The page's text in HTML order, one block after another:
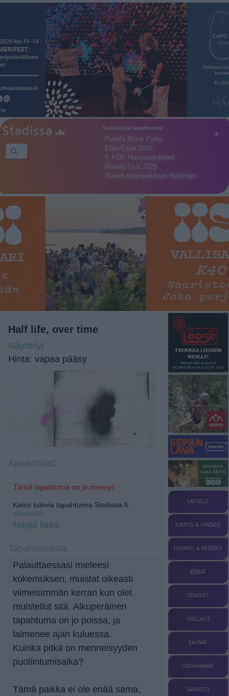
+
Suosittuja tapahtumia
Puotila Block Party
Etno-Espa 2026
K-POP Huvipuistobileet
Rastila Fest 2026
Suuret risteilyalukset Helsingin…
Half life, over time
Näyttelyt
Hinta: vapaa pääsy
Tämä tapahtuma on jo mennyt
Katso tulevia tapahtumia Stadissa.fi -
etusivulta.
Näytä lisää
Palauttaessasi mieleesi
kokemuksen, muistat oikeasti
viimeisimmän kerran kun olet
muistellut sitä. Alkuperäinen
tapahtuma on jo poissa, ja
laimenee ajan kuluessa.
Kuinka pitkä on menneisyyden
puoliintumisaika?
Tämä paikka ei ole enää sama,
LAPSILLE
KIRPPIS & VINTAGE
LUONTO & RETKEILY
KEIKAT
TERASSIT
GRILLAUS
SAUNAT
UIMARANNAT
SAARISTO